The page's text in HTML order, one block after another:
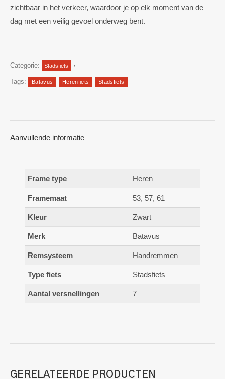
zichtbaar in het verkeer, waardoor je op elk moment van de
dag met een veilig gevoel onderweg bent.
Categorie: Stadsfiets
Tags: Batavus Herenfiets Stadsfiets
Aanvullende informatie
Frame type Heren
Framemaat 53, 57, 61
Kleur Zwart
Merk Batavus
Remsysteem Handremmen
Type fiets Stadsfiets
Aantal versnellingen 7
GERELATEERDE PRODUCTEN